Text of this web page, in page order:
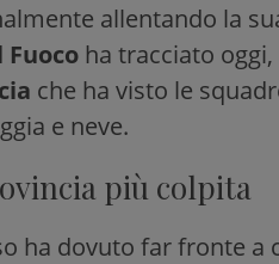
allentando la
ha tracciato
che ha visto le
e neve.
più colpita
ha dovuto far fronte a